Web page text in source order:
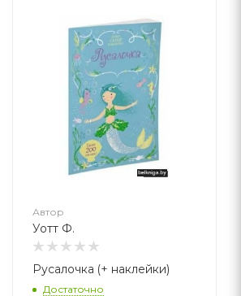
Автор
Уотт Ф.
Русалочка (+ наклейки)
Достаточно